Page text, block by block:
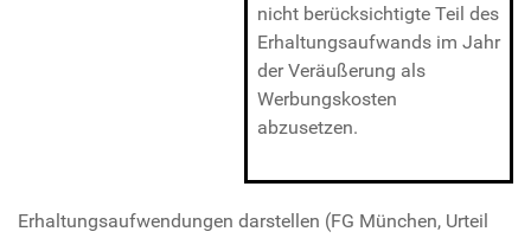
nicht berücksichtigte Teil des
Erhaltungsaufwands im Jahr
der Veräußerung als
Werbungskosten
abzusetzen.
Erhaltungsaufwendungen darstellen (FG München, Urteil